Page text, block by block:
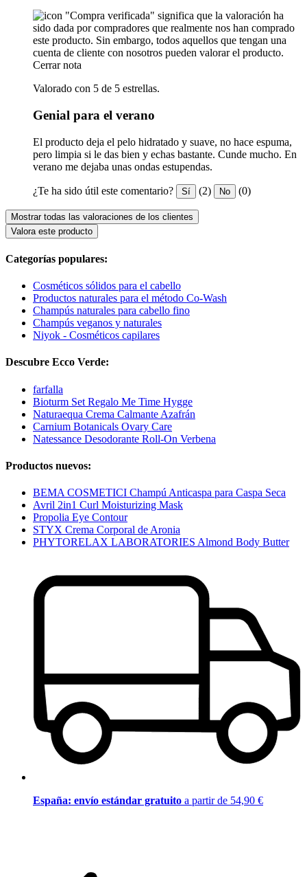
"Compra verificada" significa que la valoración ha
sido dada por compradores que realmente nos han comprado
este producto. Sin embargo, todos aquellos que tengan una
cuenta de cliente con nosotros pueden valorar el producto.
Cerrar nota
Valorado con 5 de 5 estrellas.
Genial para el verano
El producto deja el pelo hidratado y suave, no hace espuma,
pero limpia si le das bien y echas bastante. Cunde mucho. En
verano me dejaba unas ondas estupendas.
¿Te ha sido útil este comentario? Sí (2) No (0)
Mostrar todas las valoraciones de los clientes
Valora este producto
Categorías populares:
Cosméticos sólidos para el cabello
Productos naturales para el método Co-Wash
Champús naturales para cabello fino
Champús veganos y naturales
Niyok - Cosméticos capilares
Descubre Ecco Verde:
farfalla
Bioturm Set Regalo Me Time Hygge
Naturaequa Crema Calmante Azafrán
Carnium Botanicals Ovary Care
Natessance Desodorante Roll-On Verbena
Productos nuevos:
BEMA COSMETICI Champú Anticaspa para Caspa Seca
Avril 2in1 Curl Moisturizing Mask
Propolia Eye Contour
STYX Crema Corporal de Aronia
PHYTORELAX LABORATORIES Almond Body Butter
España: envío estándar gratuito a partir de 54,90 €